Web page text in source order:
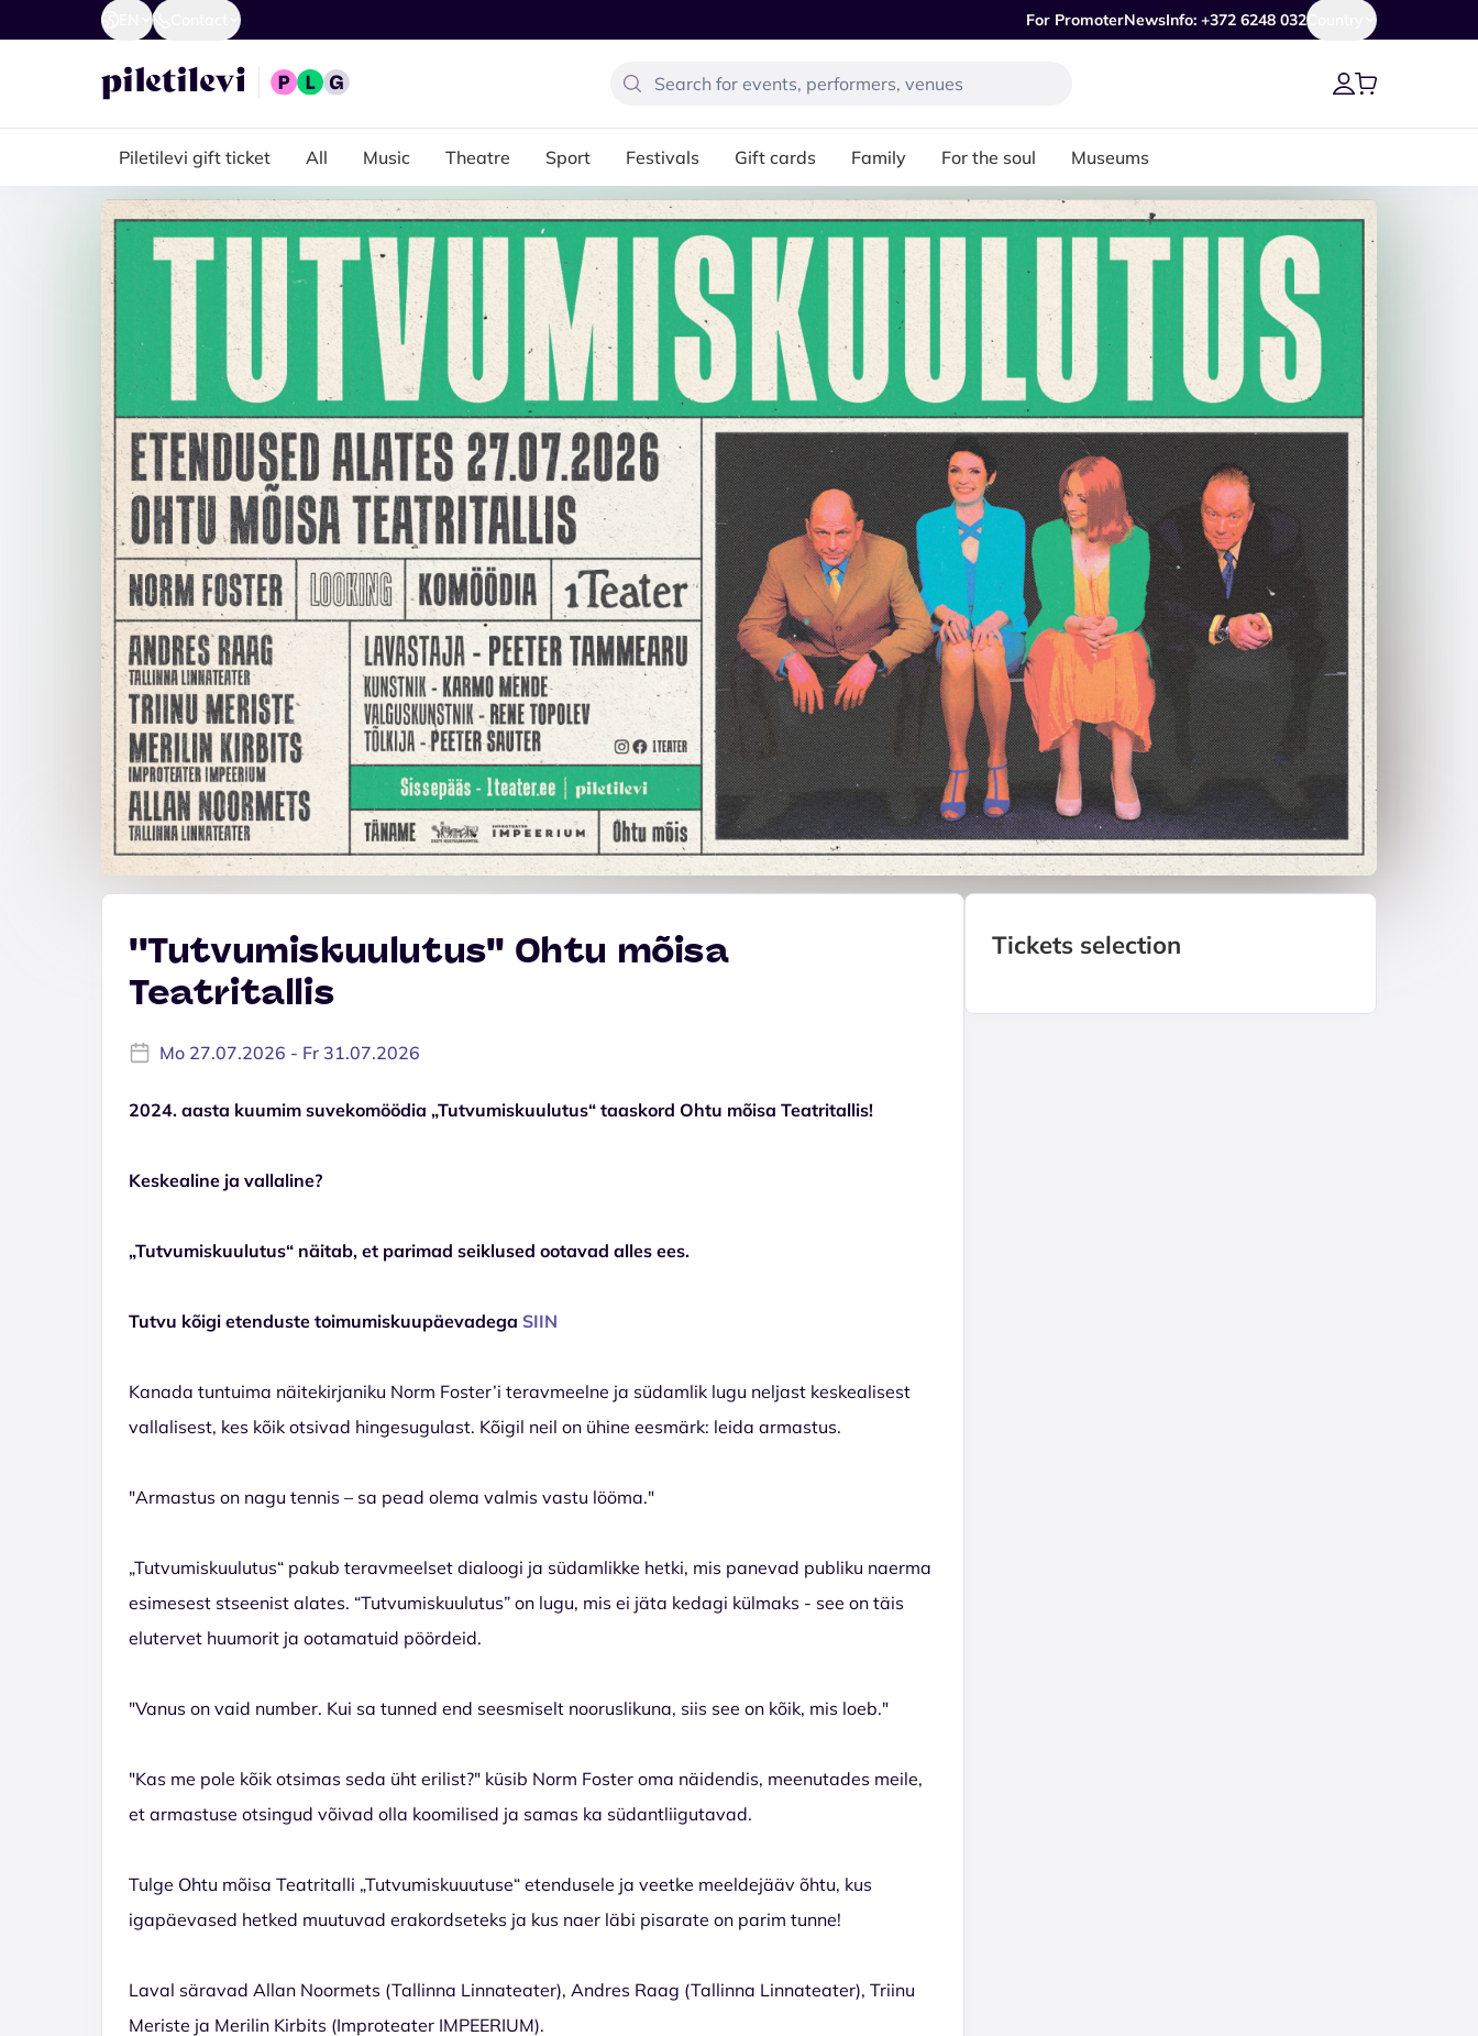
For PromoterNewsInfo: +372 6248 032Country
Piletilevi gift ticket All Music Theatre Sport Festivals Gift cards Family For the soul Museums
''Tutvumiskuulutus'' Ohtu mõisa
Teatritallis
Mo 27.07.2026 - Fr 31.07.2026
2024. aasta kuumim suvekomöödia „Tutvumiskuulutus“ taaskord Ohtu mõisa Teatritallis!
Keskealine ja vallaline?
„Tutvumiskuulutus“ näitab, et parimad seiklused ootavad alles ees.
Tutvu kõigi etenduste toimumiskuupäevadega SIIN
Kanada tuntuima näitekirjaniku Norm Foster’i teravmeelne ja südamlik lugu neljast keskealisest
vallalisest, kes kõik otsivad hingesugulast. Kõigil neil on ühine eesmärk: leida armastus.
"Armastus on nagu tennis – sa pead olema valmis vastu lööma."
„Tutvumiskuulutus“ pakub teravmeelset dialoogi ja südamlikke hetki, mis panevad publiku naerma
esimesest stseenist alates. “Tutvumiskuulutus” on lugu, mis ei jäta kedagi külmaks - see on täis
elutervet huumorit ja ootamatuid pöördeid.
"Vanus on vaid number. Kui sa tunned end seesmiselt nooruslikuna, siis see on kõik, mis loeb."
"Kas me pole kõik otsimas seda üht erilist?" küsib Norm Foster oma näidendis, meenutades meile,
et armastuse otsingud võivad olla koomilised ja samas ka südantliigutavad.
Tulge Ohtu mõisa Teatritalli „Tutvumiskuuutuse“ etendusele ja veetke meeldejääv õhtu, kus
igapäevased hetked muutuvad erakordseteks ja kus naer läbi pisarate on parim tunne!
Laval säravad Allan Noormets (Tallinna Linnateater), Andres Raag (Tallinna Linnateater), Triinu
Meriste ja Merilin Kirbits (Improteater IMPEERIUM).
Tickets selection